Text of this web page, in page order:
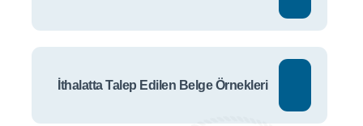
İthalatta Talep Edilen Belge Örnekleri